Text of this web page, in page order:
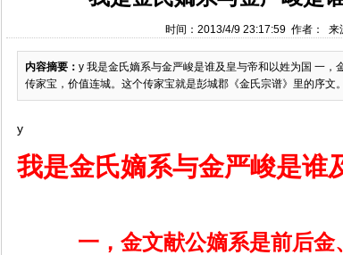
时间：2013/4/9 23:17:59 作者：
内容摘要： y 我是金氏嫡系与金严峻是谁及皇与帝和以姓为国 一
传家宝，价值连城。这个传家宝就是彭城郡《金氏宗谱》里的序文
y
我是金氏嫡系与金严峻是谁
一，金文献公嫡系是前后